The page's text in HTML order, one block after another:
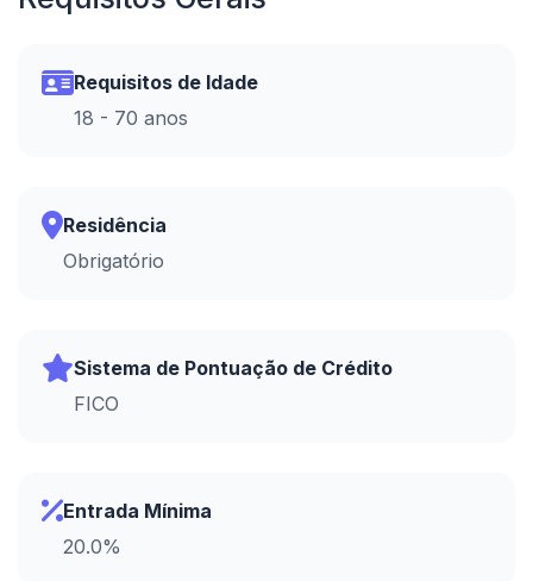
Requisitos de Idade
18 - 70 anos
Residência
Obrigatório
Sistema de Pontuação de Crédito
FICO
Entrada Mínima
20.0%